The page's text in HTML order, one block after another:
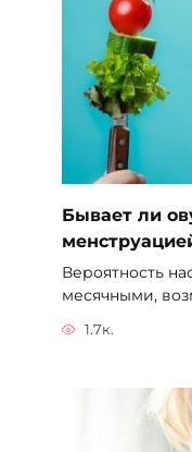
Бывает ли
Вероятность
месячными,
1.7к.